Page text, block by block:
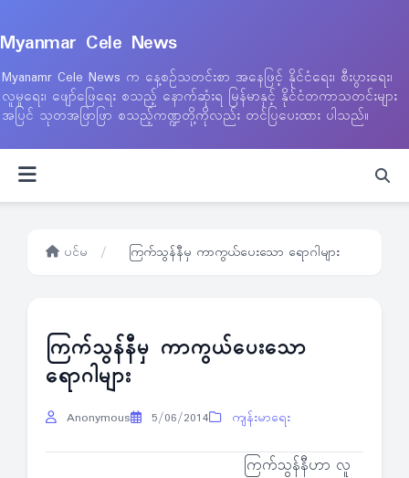
Myanmar Cele News
Myanamr Cele News က နေ့စဉ်သတင်းစာ အနေဖြင့် နိုင်ငံရေး၊ စီးပွားရေး၊
လူမှုရေး၊ ဖျော်ဖြေရေး စသည့် နောက်ဆုံးရ မြန်မာနှင့် နိုင်ငံတကာသတင်းများ
အပြင် သုတအဖြာဖြာ စသည့်ကဏ္ဍတို့ကိုလည်း တင်ပြပေးထား ပါသည်။
ပင်မ / ကြက်သွန်နီမှ ကာကွယ်ပေးသော ရောဂါများ
ကြက်သွန်နီမှ ကာကွယ်ပေးသော
ရောဂါများ
Anonymous 5/06/2014 ကျန်းမာရေး
ကြက်သွန်နီဟာ လူ